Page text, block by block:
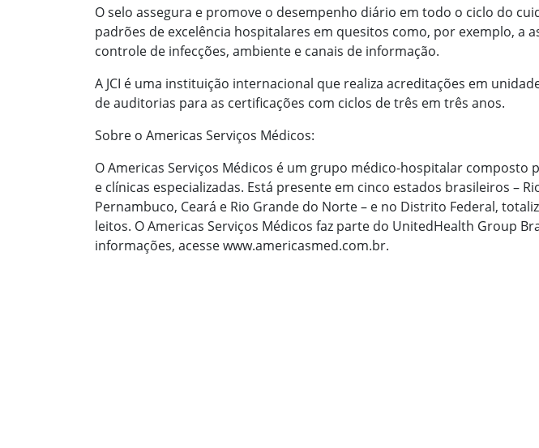
O selo assegura e promove o desempenho diário em todo o ciclo do
padrões de excelência hospitalares em quesitos como, por exemplo, a
controle de infecções, ambiente e canais de informação.
A JCI é uma instituição internacional que realiza acreditações em
de auditorias para as certificações com ciclos de três em três anos.
Sobre o Americas Serviços Médicos:
O Americas Serviços Médicos é um grupo médico-hospitalar composto
e clínicas especializadas. Está presente em cinco estados brasileiros –
Pernambuco, Ceará e Rio Grande do Norte – e no Distrito Federal,
leitos. O Americas Serviços Médicos faz parte do UnitedHealth Group
informações, acesse www.americasmed.com.br.